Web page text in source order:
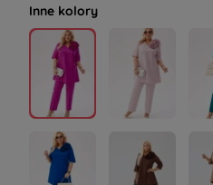
Inne kolory